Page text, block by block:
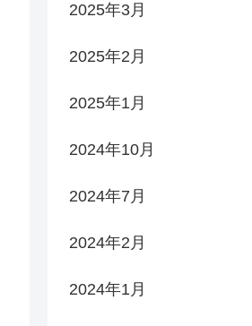
2025年3月
2025年2月
2025年1月
2024年10月
2024年7月
2024年2月
2024年1月